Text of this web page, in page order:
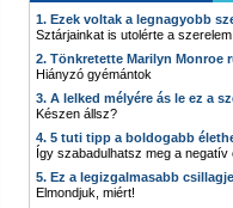
1. Ezek voltak a legnagyobb
Sztárjainkat is utolérte a szerelem
2. Tönkretette Marilyn Monroe
Hiányzó gyémántok
3. A lelked mélyére ás le ez a
Készen állsz?
4. 5 tuti tipp a boldogabb
Így szabadulhatsz meg a negatív
5. Ez a legizgalmasabb
Elmondjuk, miért!